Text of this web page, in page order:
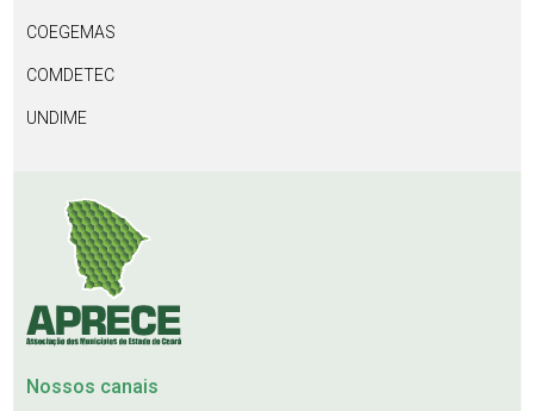
COEGEMAS
COMDETEC
UNDIME
Nossos canais